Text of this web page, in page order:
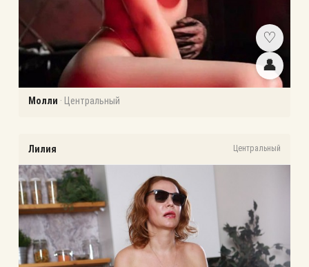
♡
👤
Молли · Центральный
Лилия Центральный